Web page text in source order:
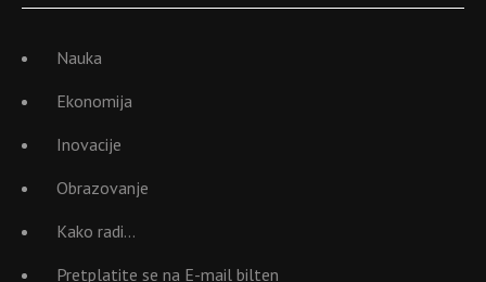
Nauka
Ekonomija
Inovacije
Obrazovanje
Kako radi…
Pretplatite se na E-mail bilten